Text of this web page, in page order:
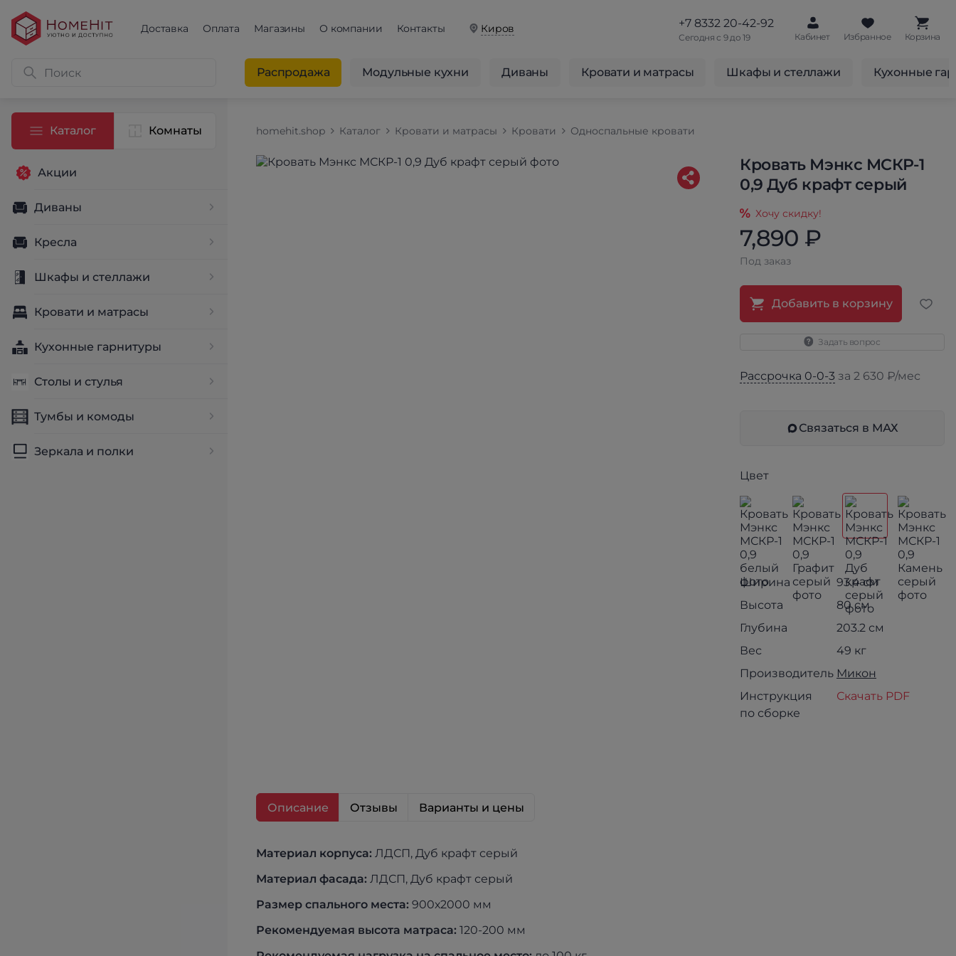
Доставка Оплата Магазины О компании Контакты Киров +7 8332 20-42-92
Сегодня с 9 до 19 Кабинет Избранное Корзина
Распродажа Модульные кухни Диваны Кровати и матрасы Шкафы и стеллажи Кухонные
Каталог Комнаты
Акции
Диваны
Кресла
Шкафы и стеллажи
Кровати и матрасы
Кухонные гарнитуры
Столы и стулья
Тумбы и комоды
Зеркала и полки
homehit.shop Каталог Кровати и матрасы Кровати Односпальные кровати
Кровать Мэнкс МСКР-1
0,9 Дуб крафт серый
Хочу скидку!
7,890 ₽
Под заказ
Добавить в корзину
Задать вопрос
Рассрочка 0-0-3 за 2 630 ₽/мес
Связаться в МАХ
Цвет
Ширина
93.4 см
Высота
80 см
Глубина
203.2 см
Вес
49 кг
Производитель Микон
Инструкция
по сборке
Скачать PDF
Описание Отзывы Варианты и цены
Материал корпуса: ЛДСП, Дуб крафт серый
Материал фасада: ЛДСП, Дуб крафт серый
Размер спального места: 900х2000 мм
Рекомендуемая высота матраса: 120-200 мм